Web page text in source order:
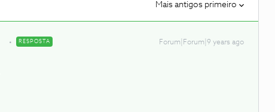
Mais antigos primeiro
RESPOSTA Forum|Forum|9 years ago